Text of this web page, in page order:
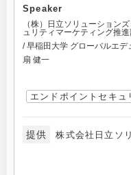
Speaker
（株）日立ソリューション
ュリティマーケティング推
/ 早稲田大学 グローバルエ
扇 健一
エンドポイントセキュ
提供 株式会社日立ソ